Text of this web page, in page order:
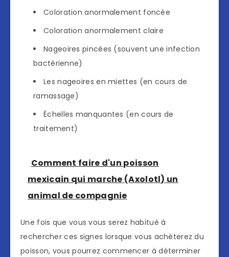
Coloration anormalement foncée
Coloration anormalement claire
Nageoires pincées (souvent une infection
bactérienne)
Les nageoires en miettes (en cours de
ramassage)
Échelles manquantes (en cours de
traitement)
Comment faire d'un poisson
mexicain qui marche (Axolotl) un
animal de compagnie
Une fois que vous vous serez habitué à
rechercher ces signes lorsque vous achèterez du
poisson, vous pourrez commencer à déterminer